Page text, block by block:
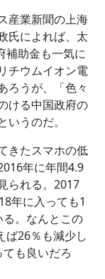
産業新聞の上海
氏によれば、太
補助金も一気に
チウムイオン電
ろうが、「色々
ける中国政府の
うのだ。
きたスマホの低
年に年間4.9
られる。2017
年に入っても1
。なんとこの
ば26％も減少し
も良いだろ